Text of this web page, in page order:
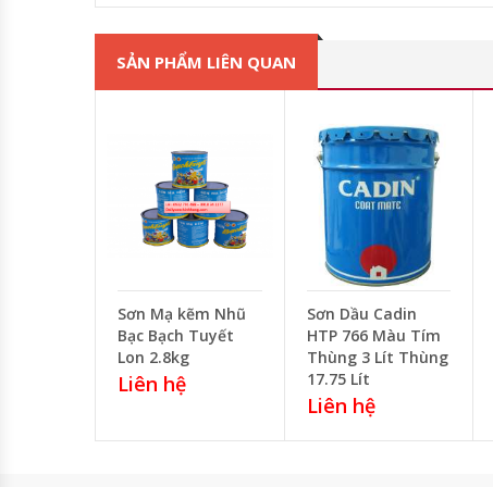
SẢN PHẨM LIÊN QUAN
Sơn Mạ kẽm Nhũ
Bạc Bạch Tuyết
Lon 2.8kg
Liên hệ
Sơn Dầu Cadin
HTP 766 Màu Tím
Thùng 3 Lít Thùng
17.75 Lít
Liên hệ